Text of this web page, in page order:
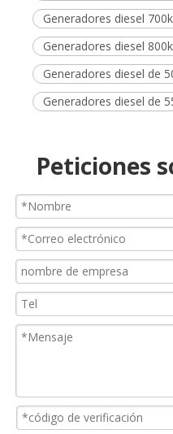
Generadores diesel
Generadores diesel
Generadores diesel de
Generadores diesel de
Peticiones